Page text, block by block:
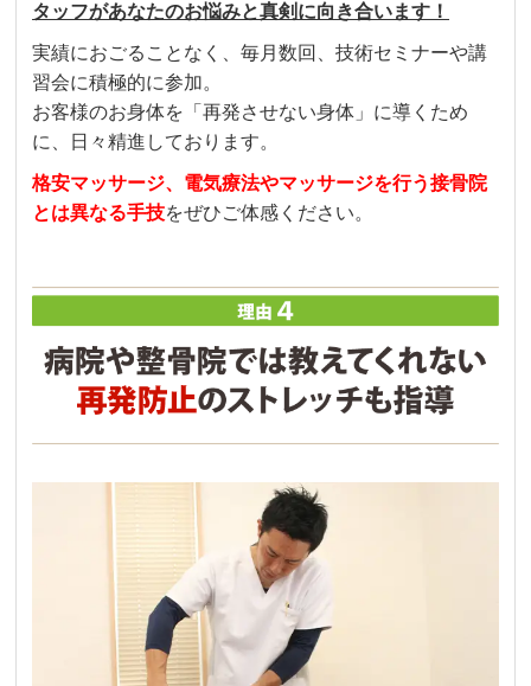
タッフがあなたのお悩みと真剣に向き合います！
実績におごることなく、毎月数回、技術セミナーや講
習会に積極的に参加。
お客様のお身体を「再発させない身体」に導くため
に、日々精進しております。
格安マッサージ、電気療法やマッサージを行う接骨院
とは異なる手技をぜひご体感ください。